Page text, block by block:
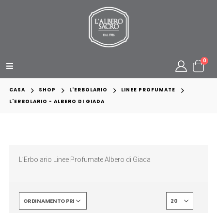
0
CASA SHOP L'ERBOLARIO
LINEE PROFUMATE
L'ERBOLARIO - ALBERO DI GIADA
L’Erbolario Linee Profumate Albero di Giada